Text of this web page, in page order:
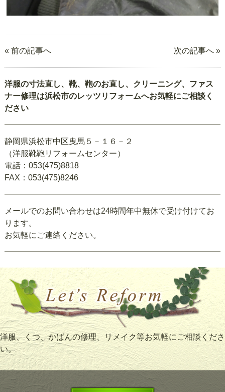
« 前の記事へ 次の記事へ »
洋服の寸法直し、靴、鞄のお直し、クリーニング、ファス
ナー修理は浜松市のレッツリフォームへお気軽にご相談く
ださい
静岡県浜松市中区曳馬５－１６－２
（洋服靴鞄リフォームセンター）
電話：053(475)8818
FAX：053(475)8246
メールでのお問い合わせは24時間年中無休で受け付けてお
ります。
お気軽にご連絡ください。
洋服、くつ、かばんの修理、リメイク等お気軽にご相談くださ
い。